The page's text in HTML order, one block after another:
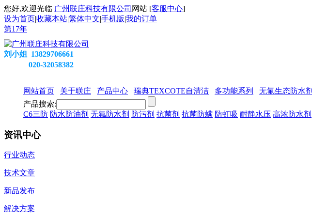
您好,欢迎光临 广州联庄科技有限公司 网站 [客服中心]
设为首页|收藏本站|繁体中文|手机版|我的订单
第17年
刘小姐 13829706661
020-32058382
网站首页 关于联庄 产品中心 瑞典TEXCOTE自清洁 多功能系列 无氟生态防水剂
产品搜索:
C6三防 防水防油剂 无氟防水剂 防污剂 抗菌剂 抗菌防螨 防虹吸 耐静水压 高浓防水剂
资讯中心
行业动态
技术文章
新品发布
解决方案